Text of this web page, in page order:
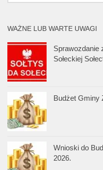
WAŻNE LUB WARTE UWAGI
Sprawozdanie
Sołeckiej
Budżet Gminy
Wnioski do
2026.